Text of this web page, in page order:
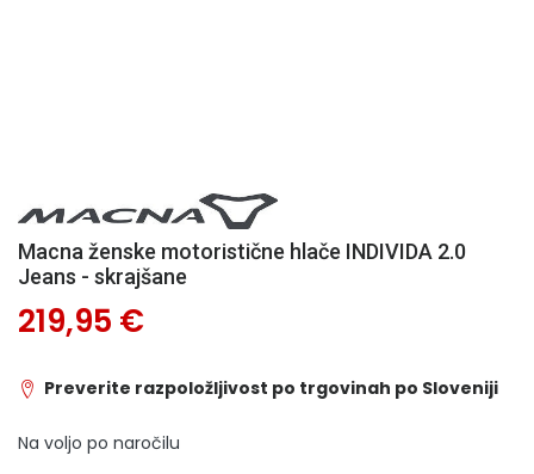
Macna ženske motoristične hlače INDIVIDA 2.0
Jeans - skrajšane
219,95 €
Preverite razpoložljivost po trgovinah po Sloveniji
Na voljo po naročilu